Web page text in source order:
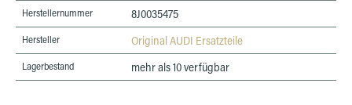
Herstellernummer 8J0035475
Hersteller Original AUDI Ersatzteile
Lagerbestand mehr als 10 verfügbar